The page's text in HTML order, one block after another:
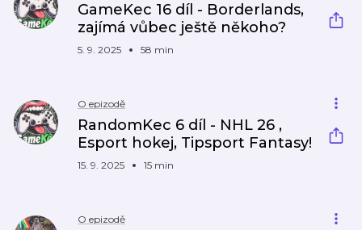
GameKec 16 díl - Borderlands,
zajímá vůbec ještě někoho?
5. 9. 2025 58 min
O epizodě
RandomKec 6 díl - NHL 26 ,
Esport hokej, Tipsport Fantasy!
15. 9. 2025 15 min
O epizodě